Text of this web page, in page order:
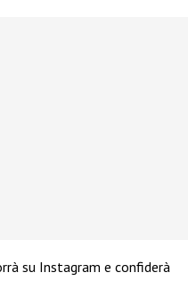
su Instagram e confiderà